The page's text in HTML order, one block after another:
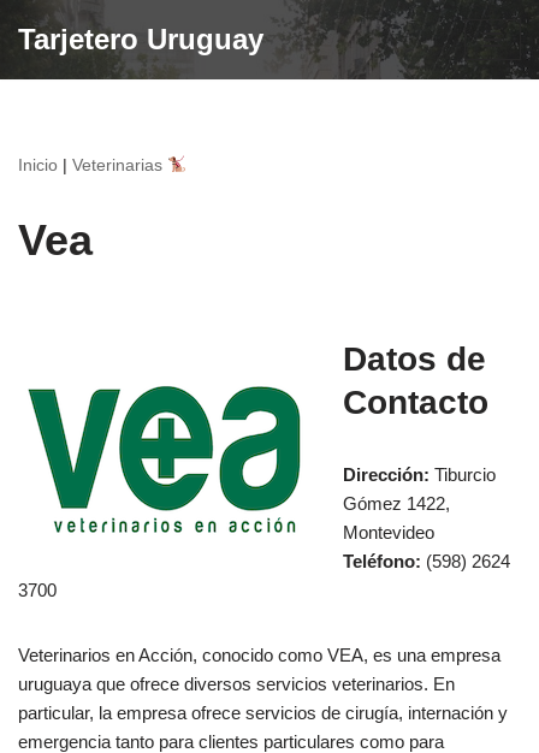
Tarjetero Uruguay
Inicio | Veterinarias
Vea
Datos de
Contacto
Dirección: Tiburcio
Gómez 1422,
Montevideo
Teléfono: (598) 2624
3700
Veterinarios en Acción, conocido como VEA, es una empresa
uruguaya que ofrece diversos servicios veterinarios. En
particular, la empresa ofrece servicios de cirugía, internación y
emergencia tanto para clientes particulares como para